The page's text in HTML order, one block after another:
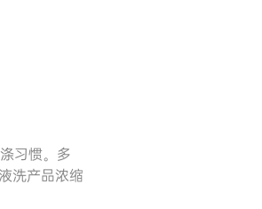
习惯。多
洗产品浓缩